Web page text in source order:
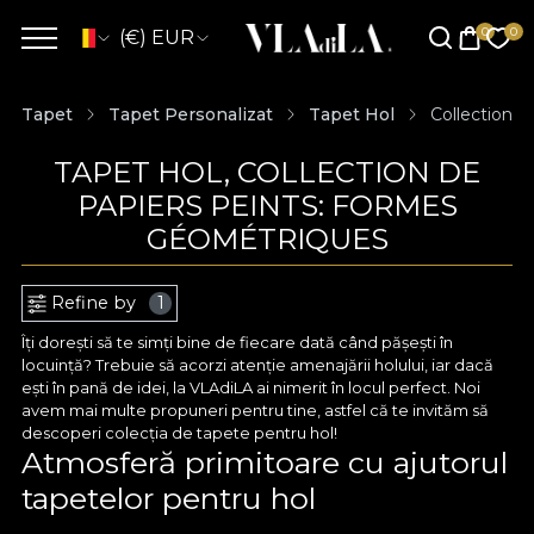
(€) EUR
Tapet Tapet Personalizat Tapet Hol Collection
TAPET HOL, COLLECTION DE
PAPIERS PEINTS: FORMES
GÉOMÉTRIQUES
Refine by 1
Îți dorești să te simți bine de fiecare dată când pășești în
locuință? Trebuie să acorzi atenție amenajării holului, iar dacă
ești în pană de idei, la VLAdiLA ai nimerit în locul perfect. Noi
avem mai multe propuneri pentru tine, astfel că te invităm să
descoperi colecția de tapete pentru hol!
Atmosferă primitoare cu ajutorul
tapetelor pentru hol